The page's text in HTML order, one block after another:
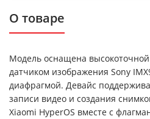
О товаре
Модель оснащена
датчиком изображения Sony
диафрагмой. Девайс
записи видео и создания
Xiaomi HyperOS вместе с